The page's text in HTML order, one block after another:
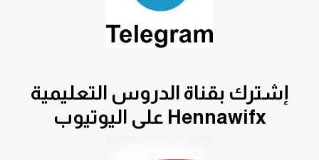
إشترك بقناة الدروس التعليمية
Hennawifx على اليوتيوب